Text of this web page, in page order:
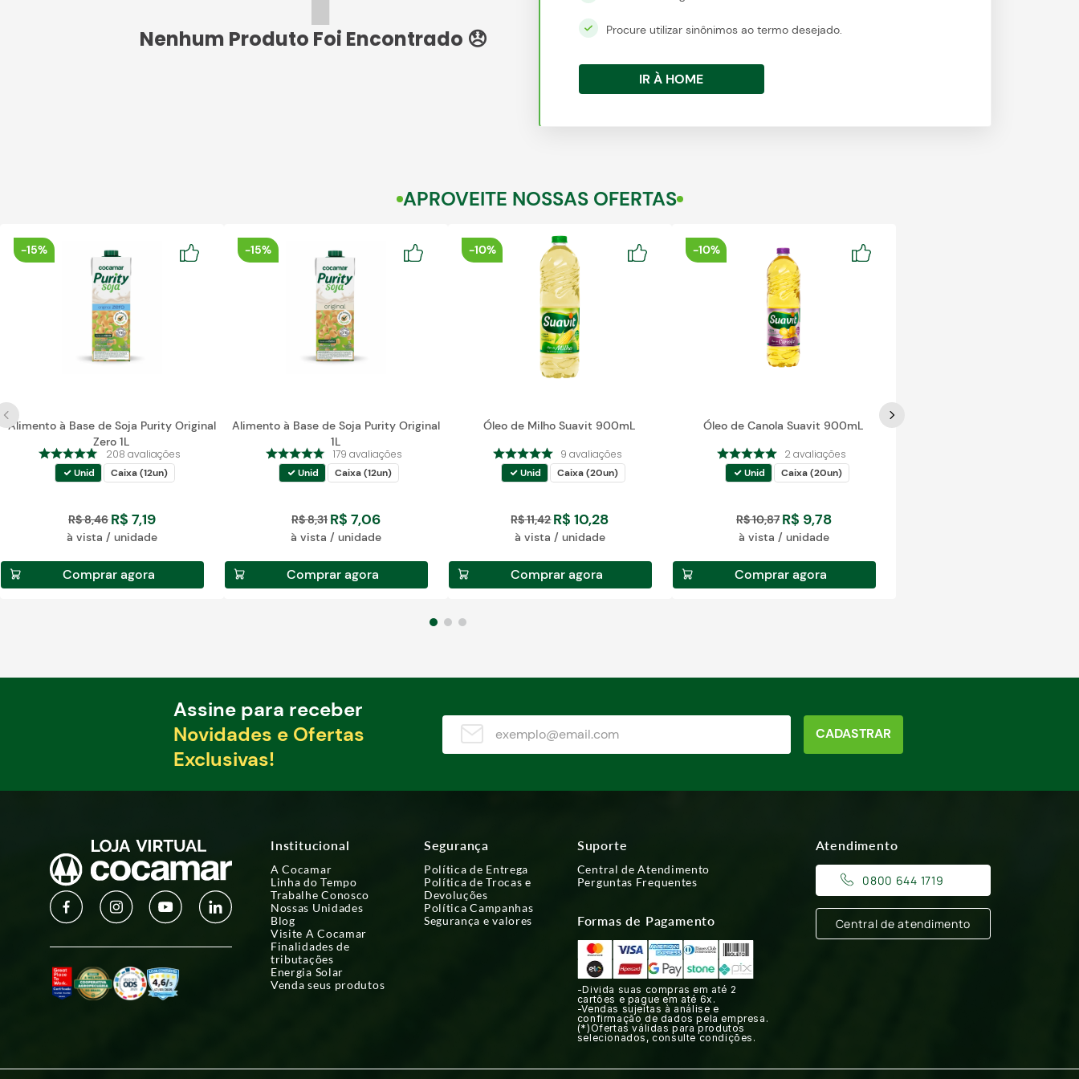
Procure utilizar sinônimos ao termo desejado.
IR À HOME
APROVEITE NOSSAS OFERTAS
-15%
Alimento à Base de Soja Purity Original
Zero 1L
208 avaliações
Unid Caixa (12un)
R$8,46 R$ 7,19
à vista / unidade
Comprar agora
-15%
Alimento à Base de Soja Purity Original
1L
179 avaliações
Unid Caixa (12un)
R$8,31 R$ 7,06
à vista / unidade
Comprar agora
-10%
Óleo de Milho Suavit 900mL
9 avaliações
Unid Caixa (20un)
R$11,42R$ 10,28
à vista / unidade
Comprar agora
-10%
Óleo de Canola Suavit 900mL
2 avaliações
Unid Caixa (20un)
R$10,87 R$ 9,78
à vista / unidade
Comprar agora
Assine para receber
Novidades e Ofertas
Exclusivas!
CADASTRAR
Institucional
A Cocamar
Linha do Tempo
Trabalhe Conosco
Nossas Unidades
Blog
Visite A Cocamar
Finalidades de
tributações
Energia Solar
Venda seus produtos
Segurança
Política de Entrega
Política de Trocas e
Devoluções
Política Campanhas
Segurança e valores
Suporte
Central de Atendimento
Perguntas Frequentes
Formas de Pagamento
-Divida suas compras em até 2
cartões e pague em até 6x.
-Vendas sujeitas à análise e
confirmação de dados pela empresa.
(*)Ofertas válidas para produtos
selecionados, consulte condições.
Atendimento
0800 644 1719
Central de atendimento